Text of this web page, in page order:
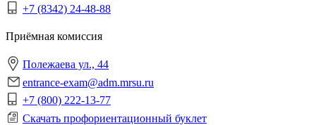
+7 (8342) 24-48-88
Приёмная комиссия
Полежаева ул., 44
entrance-exam@adm.mrsu.ru
+7 (800) 222-13-77
Скачать профориентационный буклет